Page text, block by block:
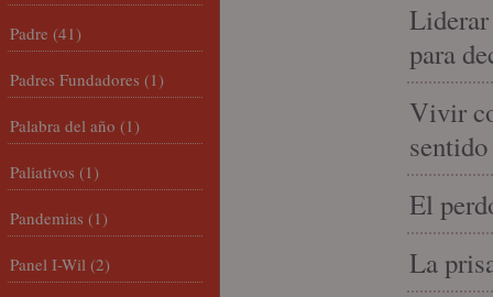
para
Vivir
El
La
Padre (41)
Padres Fundadores (1)
Palabra del año (1)
Paliativos (1)
Pandemias (1)
Panel I-Wil (2)